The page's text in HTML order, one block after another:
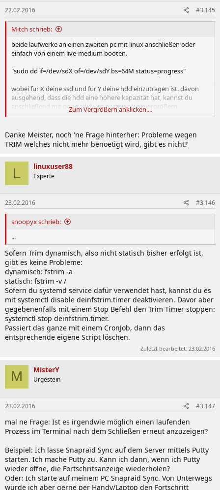
22.02.2016 #3.145
Mitch schrieb:
beide laufwerke an einen zweiten pc mit linux anschließen oder
einfach von einem live-medium booten.
"sudo dd if=/dev/sdX of=/dev/sdY bs=64M status=progress"
wobei für X deine ssd und für Y deine hdd einzutragen ist. davon
ausgehend, dass die hdd eine höhere kapazität hat, kannst du
anschließend mit gparted deine partition(en) vergrößern.
zweifelsfall darauf verzichten oder dcfldd verwenden)
Zum Vergrößern anklicken....
Danke Meister, noch 'ne Frage hinterher: Probleme wegen
TRIM welches nicht mehr benoetigt wird, gibt es nicht?
L linuxuser88
Experte
23.02.2016 #3.146
snoopyx schrieb:
...
Sofern Trim dynamisch, also nicht statisch bisher erfolgt ist,
gibt es keine Probleme:
dynamisch: fstrim -a
statisch: fstrim -v /
Sofern du systemd service dafür verwendet hast, kannst du es
mit systemctl disable deinfstrim.timer deaktivieren. Davor aber
gegebenenfalls mit einem Stop Befehl den Trim Timer stoppen:
systemctl stop deinfstrim.timer.
Passiert das ganze mit einem CronJob, dann das
entsprechende eigene Script löschen.
Zuletzt bearbeitet: 23.02.2016
M MisterY
Urgestein
23.02.2016 #3.147
mal ne Frage: Ist es irgendwie möglich einen laufenden
Prozess im Terminal nach dem Schließen erneut anzuzeigen?
Beispiel: Ich lasse Snapraid Sync auf dem Server mittels Putty
starten. Ich mache Putty zu. Kann ich dann, wenn ich Putty
wieder öffne, die Fortschritsanzeige wiederholen?
Oder: Ich starte auf meinem PC Snapraid Sync. Von Unterwegs
würde ich aber gerne per Handy/Laptop den Fortschritt